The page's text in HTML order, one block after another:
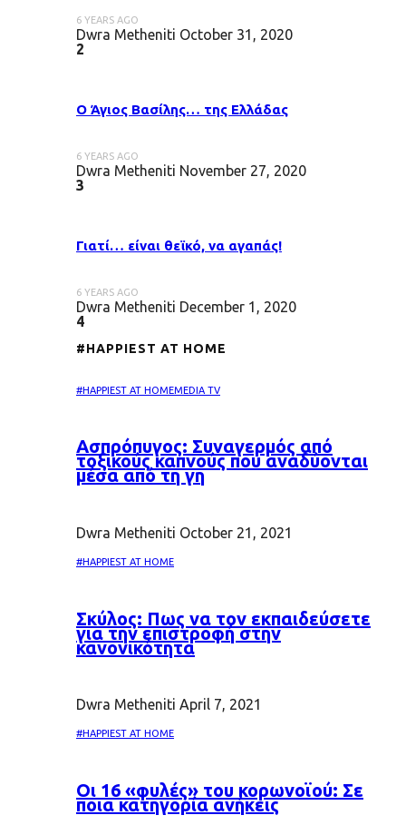
6 YEARS AGO
Dwra Metheniti October 31, 2020
2
Ο Άγιος Βασίλης… της Ελλάδας
6 YEARS AGO
Dwra Metheniti November 27, 2020
3
Γιατί… είναι θεϊκό, να αγαπάς!
6 YEARS AGO
Dwra Metheniti December 1, 2020
4
#HAPPIEST AT HOME
#HAPPIEST AT HOMEMEDIA TV
Ασπρόπυγος: Συναγερμός από
τοξικούς καπνούς που αναδύονται
μέσα από τη γη
Dwra Metheniti October 21, 2021
#HAPPIEST AT HOME
Σκύλος: Πως να τον εκπαιδεύσετε
για την επιστροφή στην
κανονικότητα
Dwra Metheniti April 7, 2021
#HAPPIEST AT HOME
Oι 16 «φυλές» του κορωνοϊού: Σε
ποια κατηγορία ανήκεις